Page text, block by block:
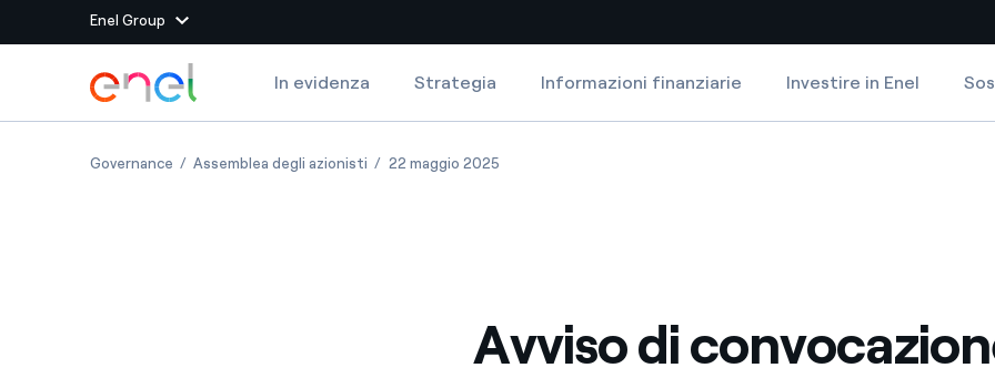
Enel Group
Siti del Gruppo
Produciamo energia pulita da fonti rinnovabili
Un ecosistema globale per dare energia al futuro
Siti Paese
Vai al contenuto principale
In evidenza Strategia Informazioni finanziarie Investire in Enel
GovernanceAvviso di convocazione
Assemblea degli azionisti Avviso di convocazione
22 maggio 2025Avviso di convocazione
Avviso di